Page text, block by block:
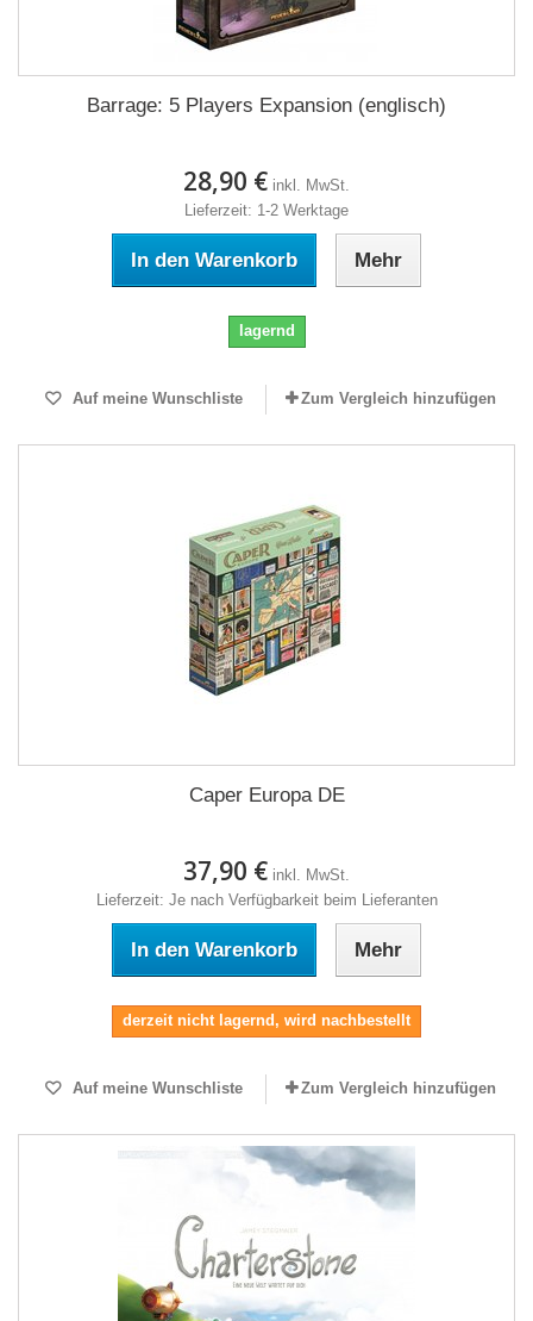
Barrage: 5 Players Expansion (englisch)
28,90 € inkl. MwSt.
Lieferzeit: 1-2 Werktage
In den Warenkorb Mehr
lagernd
Auf meine Wunschliste Zum Vergleich hinzufügen
Caper Europa DE
37,90 € inkl. MwSt.
Lieferzeit: Je nach Verfügbarkeit beim Lieferanten
In den Warenkorb Mehr
derzeit nicht lagernd, wird nachbestellt
Auf meine Wunschliste Zum Vergleich hinzufügen